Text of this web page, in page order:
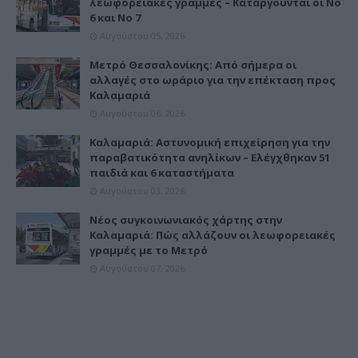
6 και Νο 7
Μετρό Θεσσαλονίκης: Από σήμερα οι
αλλαγές στο ωράριο για την επέκταση προς
Καλαμαριά
Καλαμαριά: Αστυνομική επιχείρηση για την
παραβατικότητα ανηλίκων – Ελέγχθηκαν 51
παιδιά και 6 καταστήματα
Νέος συγκοινωνιακός χάρτης στην
Καλαμαριά: Πώς αλλάζουν οι λεωφορειακές
γραμμές με το Μετρό